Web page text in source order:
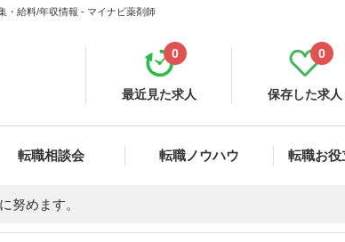
・給料/年収情報 - マイナビ薬剤師
最近見た求人
0
保存した求人
0
転職相談会 転職ノウハウ 転職お役
努めます。